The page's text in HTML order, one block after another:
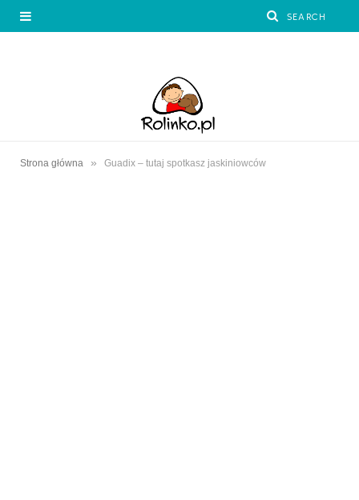
Strona główna » Guadix – tutaj spotkasz jaskiniowców